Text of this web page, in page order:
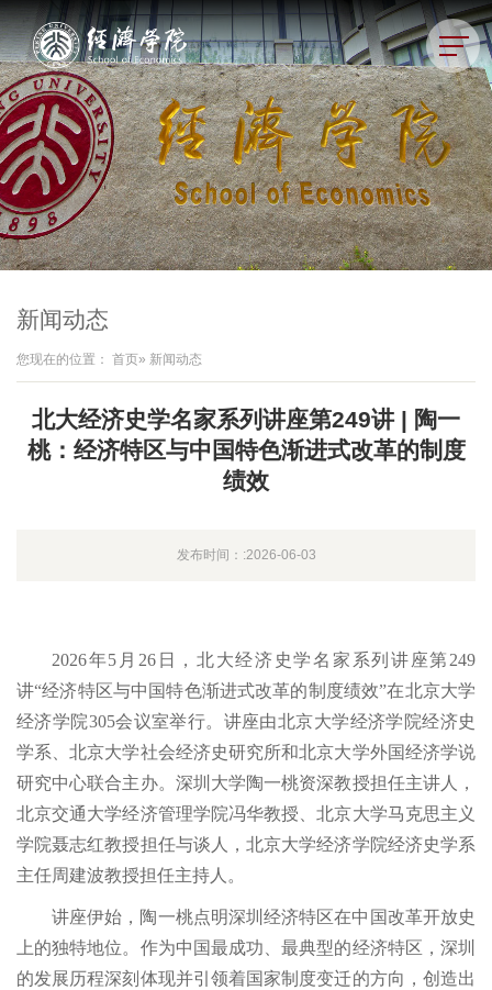
新闻动态
您现在的位置： 首页» 新闻动态
北大经济史学名家系列讲座第249讲 | 陶一
桃：经济特区与中国特色渐进式改革的制度
绩效
发布时间：:2026-06-03
2026年5月26日，北大经济史学名家系列讲座第249
讲“经济特区与中国特色渐进式改革的制度绩效”在北京大学
经济学院305会议室举行。讲座由北京大学经济学院经济史
学系、北京大学社会经济史研究所和北京大学外国经济学说
研究中心联合主办。深圳大学陶一桃资深教授担任主讲人，
北京交通大学经济管理学院冯华教授、北京大学马克思主义
学院聂志红教授担任与谈人，北京大学经济学院经济史学系
主任周建波教授担任主持人。
讲座伊始，陶一桃点明深圳经济特区在中国改革开放史
上的独特地位。作为中国最成功、最典型的经济特区，深圳
的发展历程深刻体现并引领着国家制度变迁的方向，创造出